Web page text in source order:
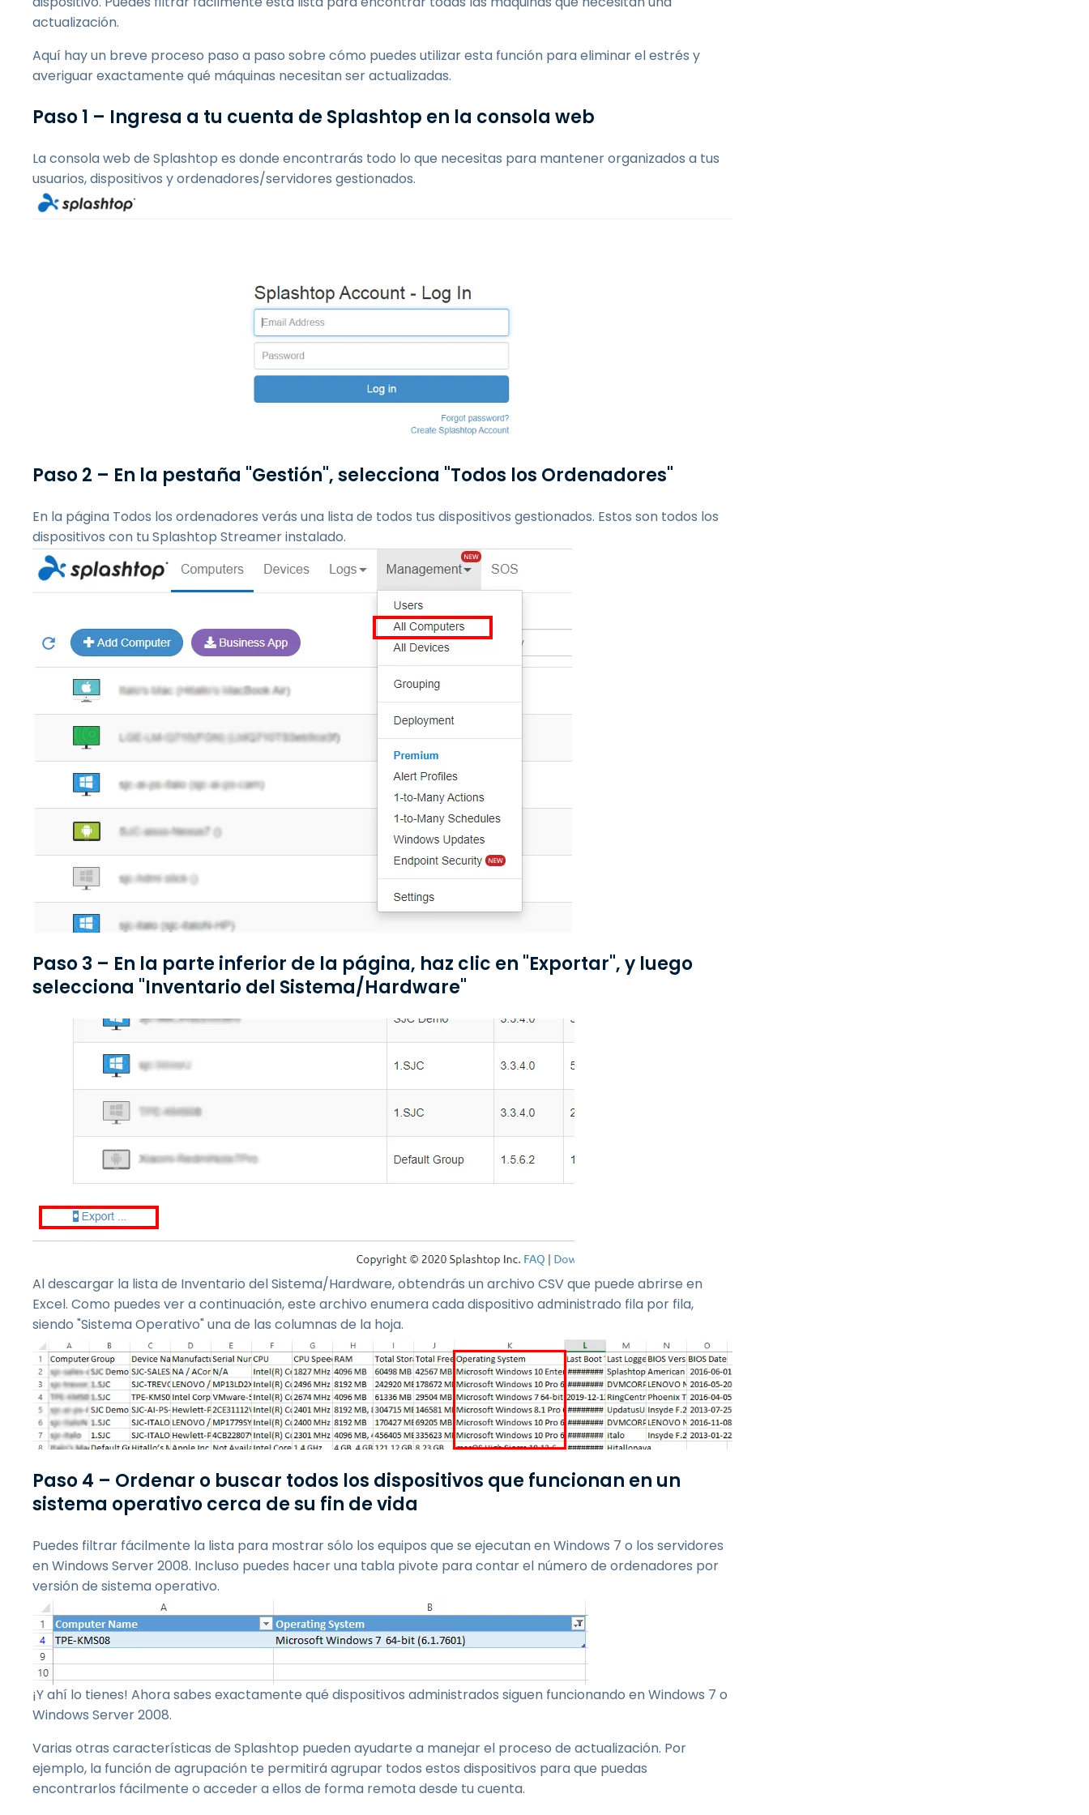
actualización.
Aquí hay un breve proceso paso a paso sobre cómo puedes utilizar esta función para eliminar el estrés y
averiguar exactamente qué máquinas necesitan ser actualizadas.
Paso 1 – Ingresa a tu cuenta de Splashtop en la consola web
La consola web de Splashtop es donde encontrarás todo lo que necesitas para mantener organizados a tus
usuarios, dispositivos y ordenadores/servidores gestionados.
Paso 2 – En la pestaña "Gestión", selecciona "Todos los Ordenadores"
En la página Todos los ordenadores verás una lista de todos tus dispositivos gestionados. Estos son todos los
dispositivos con tu Splashtop Streamer instalado.
Paso 3 – En la parte inferior de la página, haz clic en "Exportar", y luego
selecciona "Inventario del Sistema/Hardware"
Al descargar la lista de Inventario del Sistema/Hardware, obtendrás un archivo CSV que puede abrirse en
Excel. Como puedes ver a continuación, este archivo enumera cada dispositivo administrado fila por fila,
siendo "Sistema Operativo" una de las columnas de la hoja.
Paso 4 – Ordenar o buscar todos los dispositivos que funcionan en un
sistema operativo cerca de su fin de vida
Puedes filtrar fácilmente la lista para mostrar sólo los equipos que se ejecutan en Windows 7 o los servidores
en Windows Server 2008. Incluso puedes hacer una tabla pivote para contar el número de ordenadores por
versión de sistema operativo.
¡Y ahí lo tienes! Ahora sabes exactamente qué dispositivos administrados siguen funcionando en Windows 7 o
Windows Server 2008.
Varias otras características de Splashtop pueden ayudarte a manejar el proceso de actualización. Por
ejemplo, la función de agrupación te permitirá agrupar todos estos dispositivos para que puedas
encontrarlos fácilmente o acceder a ellos de forma remota desde tu cuenta.